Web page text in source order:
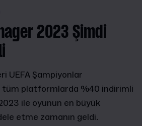
2023 Şimdi
UEFA Şampiyonlar
tüm platformlarda %40 indirimli
ile oyunun en büyük
etme zamanın geldi.